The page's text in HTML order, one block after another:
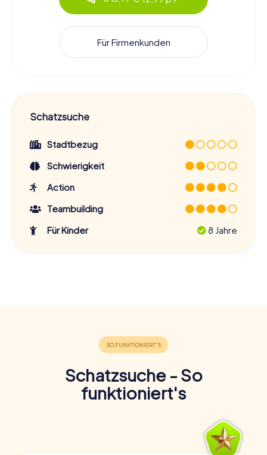
Für Firmenkunden
Schatzsuche
Stadtbezug
Schwierigkeit
Action
Teambuilding
Für Kinder
8 Jahre
Schatzsuche - So
funktioniert's